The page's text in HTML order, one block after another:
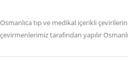
Osmanlıca tıp ve medikal içerikli
çevirmenlerimiz tarafından yapılır